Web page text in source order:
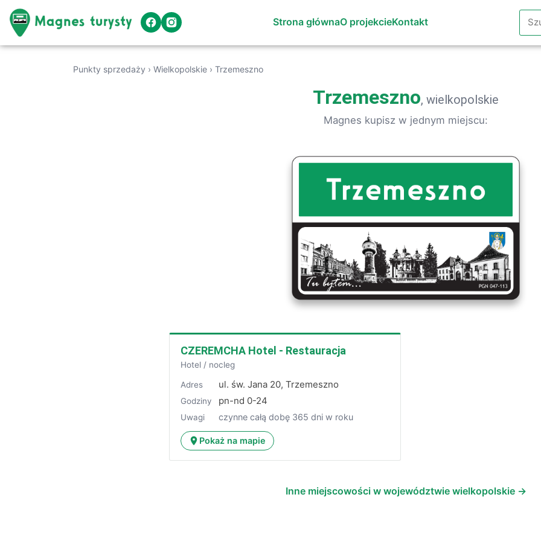
Strona głównaO projekcieKontakt
Punkty sprzedaży ›Wielkopolskie ›Trzemeszno
Trzemeszno, wielkopolskie
Magnes kupisz w jednym miejscu:
CZEREMCHA Hotel - Restauracja
Hotel / nocleg
Adres ul. św. Jana 20, Trzemeszno
Godziny pn-nd 0-24
Uwagi czynne całą dobę 365 dni w roku
Pokaż na mapie
Inne miejscowości w województwie wielkopolskie →